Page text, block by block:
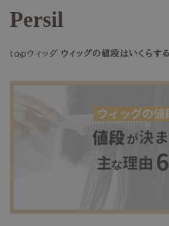
Persil
topウィッグ ウィッグの値段はいくらす